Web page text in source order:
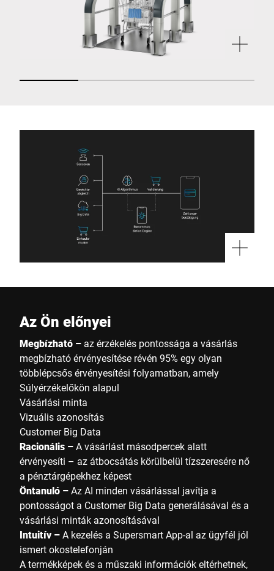
Az Ön előnyei
Megbízható – az érzékelés pontossága a vásárlás
megbízható érvényesítése révén 95% egy olyan
többlépcsős érvényesítési folyamatban, amely
Súlyérzékelőkön alapul
Vásárlási minta
Vizuális azonosítás
Customer Big Data
Racionális –A vásárlást másodpercek alatt
érvényesíti – az átbocsátás körülbelül tízszeresére nő
a pénztárgépekhez képest
Öntanuló –Az AI minden vásárlással javítja a
pontosságot a Customer Big Data generálásával és a
vásárlási minták azonosításával
Intuitív –A kezelés a Supersmart App-al az ügyfél jól
ismert okostelefonján
A termékképek és a műszaki információk eltérhetnek,